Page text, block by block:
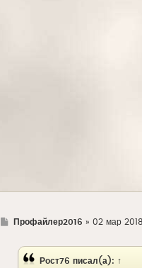
ГПрофайлер2016 » 02 мар
Рост76 писал(а): ↑